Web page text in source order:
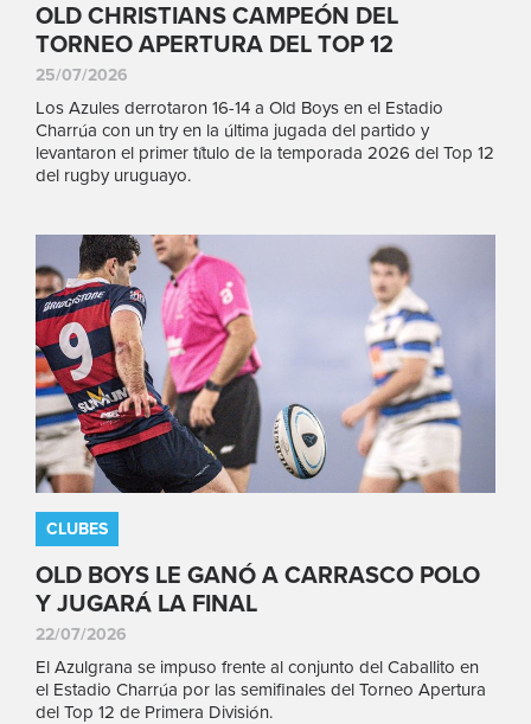
OLD CHRISTIANS CAMPEÓN DEL
TORNEO APERTURA DEL TOP 12
25/07/2026
Los Azules derrotaron 16-14 a Old Boys en el Estadio
Charrúa con un try en la última jugada del partido y
levantaron el primer título de la temporada 2026 del Top 12
del rugby uruguayo.
CLUBES
OLD BOYS LE GANÓ A CARRASCO POLO
Y JUGARÁ LA FINAL
22/07/2026
El Azulgrana se impuso frente al conjunto del Caballito en
el Estadio Charrúa por las semifinales del Torneo Apertura
del Top 12 de Primera División.